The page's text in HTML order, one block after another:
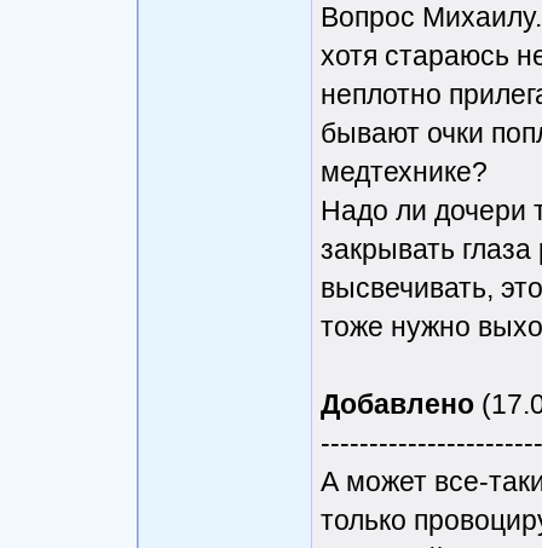
Вопрос
хотя стараюсь
неплотно
бывают очки
медтехнике?
Надо ли дочери
закрывать
высвечивать,
тоже нужно
Добавлено
А может все-
только